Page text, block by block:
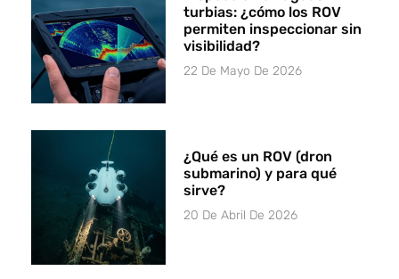
turbias: ¿cómo los ROV
permiten inspeccionar sin
visibilidad?
22 De Mayo De 2026
¿Qué es un ROV (dron
submarino) y para qué
sirve?
20 De Abril De 2026